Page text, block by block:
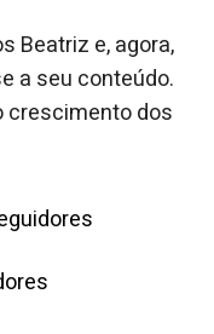
Beatriz e, agora,
a seu conteúdo.
crescimento dos